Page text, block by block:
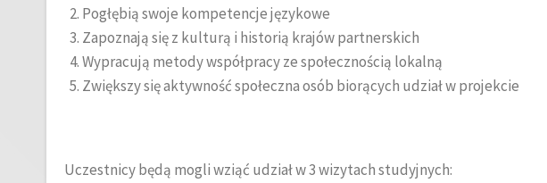
Pogłębią swoje kompetencje językowe
Zapoznają się z kulturą i historią krajów partnerskich
Wypracują metody współpracy ze społecznością lokalną
Zwiększy się aktywność społeczna osób biorących udział w projekcie
Uczestnicy będą mogli wziąć udział w 3 wizytach studyjnych: